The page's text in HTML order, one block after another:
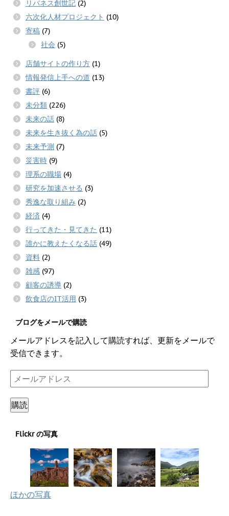
リバネス創世記 (2)
六次化人材プロジェクト (10)
寄稿 (7)
社会 (5)
店舗サイトの作り方 (1)
情報発信上手への道 (13)
書評 (6)
未分類 (226)
未来の話 (8)
未来を生き抜く為の話 (5)
未来予測 (7)
災害時 (9)
理系の職場 (4)
研究を加速させる (3)
秀逸な取り組み (2)
経済 (4)
行ってきた・見てきた (11)
誰かに教えたくなる話 (49)
資料 (2)
雑感 (97)
顧客の誘導 (2)
飲食店のIT活用 (3)
ブログをメールで購読
メールアドレスを記入して購読すれば、更新をメールで
受信できます。
メ
ー
ル
ア
レ
購読
Flickr の写真
ほかの写真